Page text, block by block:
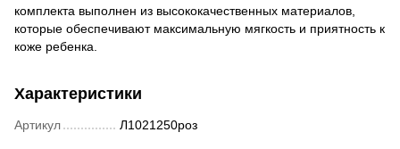
комплекта выполнен из высококачественных материалов,
которые обеспечивают максимальную мягкость и приятность к
коже ребенка.
Характеристики
Артикул Л1021250роз